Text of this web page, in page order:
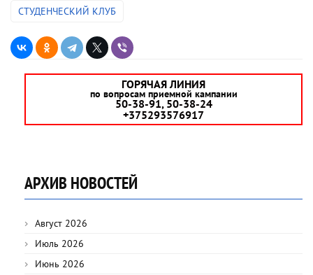
СТУДЕНЧЕСКИЙ КЛУБ
ГОРЯЧАЯ ЛИНИЯ
по вопросам приемной кампании
50-38-91, 50-38-24
+375293576917
АРХИВ НОВОСТЕЙ
Август 2026
Июль 2026
Июнь 2026